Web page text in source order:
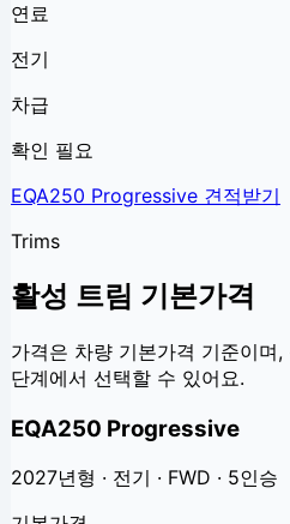
연료
전기
차급
확인 필요
EQA250 Progressive 견적받기
Trims
활성 트림 기본가격
가격은 차량 기본가격 기준이며,
단계에서 선택할 수 있어요.
EQA250 Progressive
2027년형 · 전기 · FWD · 5인승